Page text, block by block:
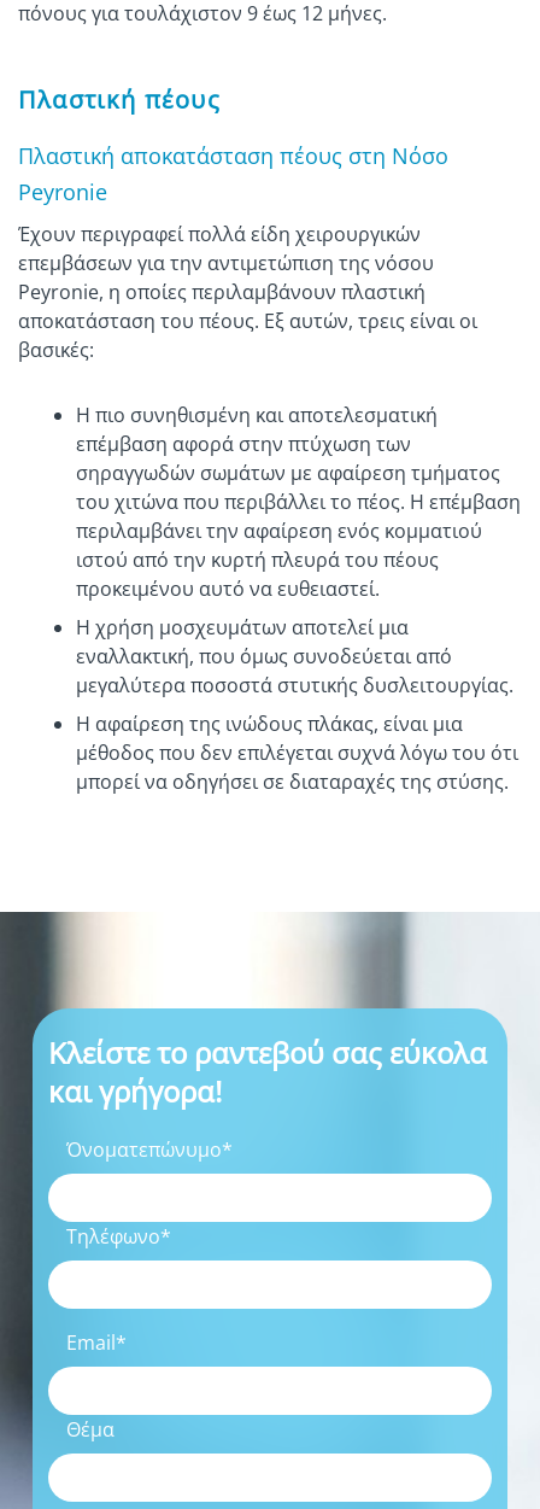
πόνους για τουλάχιστον 9 έως 12 μήνες.
Πλαστική πέους
Πλαστική αποκατάσταση πέους στη Νόσο
Peyronie
Έχουν περιγραφεί πολλά είδη χειρουργικών
επεμβάσεων για την αντιμετώπιση της νόσου
Peyronie, η οποίες περιλαμβάνουν πλαστική
αποκατάσταση του πέους. Εξ αυτών, τρεις είναι οι
βασικές:
Η πιο συνηθισμένη και αποτελεσματική
επέμβαση αφορά στην πτύχωση των
σηραγγωδών σωμάτων με αφαίρεση τμήματος
του χιτώνα που περιβάλλει το πέος. Η επέμβαση
περιλαμβάνει την αφαίρεση ενός κομματιού
ιστού από την κυρτή πλευρά του πέους
προκειμένου αυτό να ευθειαστεί.
Η χρήση μοσχευμάτων αποτελεί μια
εναλλακτική, που όμως συνοδεύεται από
μεγαλύτερα ποσοστά στυτικής δυσλειτουργίας.
Η αφαίρεση της ινώδους πλάκας, είναι μια
μέθοδος που δεν επιλέγεται συχνά λόγω του ότι
μπορεί να οδηγήσει σε διαταραχές της στύσης.
Κλείστε το ραντεβού σας εύκολα
και γρήγορα!
Όνοματεπώνυμο*
Τηλέφωνο*
Email*
Θέμα